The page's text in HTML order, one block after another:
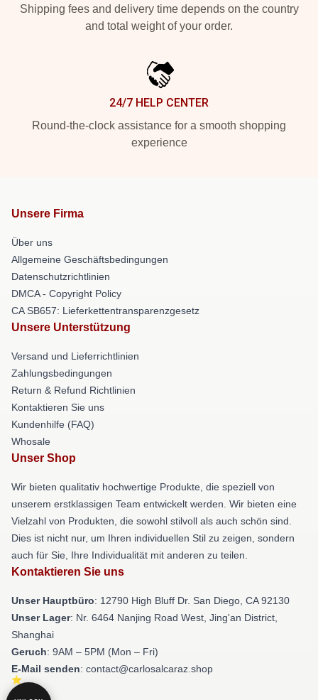
Shipping fees and delivery time depends on the country
and total weight of your order.
24/7 HELP CENTER
Round-the-clock assistance for a smooth shopping
experience
Unsere Firma
Über uns
Allgemeine Geschäftsbedingungen
Datenschutzrichtlinien
DMCA - Copyright Policy
CA SB657: Lieferkettentransparenzgesetz
Unsere Unterstützung
Versand und Lieferrichtlinien
Zahlungsbedingungen
Return & Refund Richtlinien
Kontaktieren Sie uns
Kundenhilfe (FAQ)
Whosale
Unser Shop
Wir bieten qualitativ hochwertige Produkte, die speziell von
unserem erstklassigen Team entwickelt werden. Wir bieten eine
Vielzahl von Produkten, die sowohl stilvoll als auch schön sind.
Dies ist nicht nur, um Ihren individuellen Stil zu zeigen, sondern
auch für Sie, Ihre Individualität mit anderen zu teilen.
Kontaktieren Sie uns
Unser Hauptbüro: 12790 High Bluff Dr. San Diego, CA 92130
Unser Lager: Nr. 6464 Nanjing Road West, Jing'an District,
Shanghai
Geruch: 9AM – 5PM (Mon – Fri)
E-Mail senden: contact@carlosalcaraz.shop